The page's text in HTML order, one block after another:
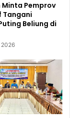
Minta Pemprov
Tangani
Beliung di
2026